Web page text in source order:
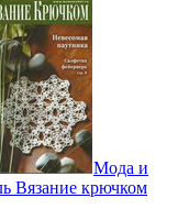
Мода и
Вязание крючком